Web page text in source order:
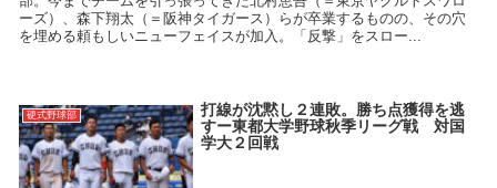
ーズ）、森下翔太（＝阪神タイガース）らが卒業するものの、その穴
を埋める頼もしいニューフェイスが加入。「反撃」をスロー...
硬式野球部
打線が沈黙し２連敗。勝ち点獲得を逃
すー東都大学野球秋季リーグ戦 対国
学大２回戦